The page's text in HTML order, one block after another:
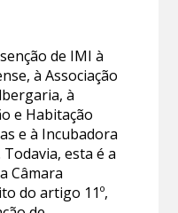
de IMI à
à Associação
à
e Habitação
e à Incubadora
esta é a
Câmara
do artigo 11º,